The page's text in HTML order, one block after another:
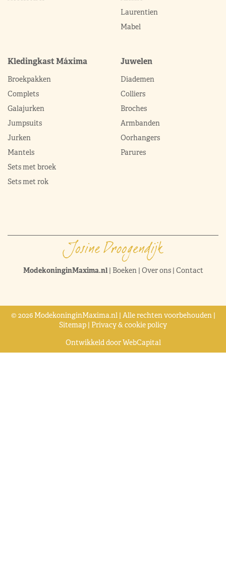
Laurentien
Mabel
Kledingkast Máxima
Broekpakken
Complets
Galajurken
Jumpsuits
Jurken
Mantels
Sets met broek
Sets met rok
Juwelen
Diademen
Colliers
Broches
Armbanden
Oorhangers
Parures
ModekoninginMaxima.nl| Boeken| Over ons| Contact
© 2026 ModekoninginMaxima.nl | Alle rechten voorbehouden |
Sitemap | Privacy & cookie policy
Ontwikkeld doorWebCapital